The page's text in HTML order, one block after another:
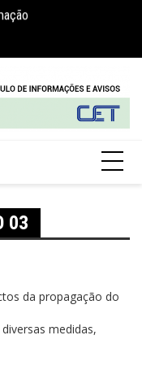
03
da propagação do
medidas,